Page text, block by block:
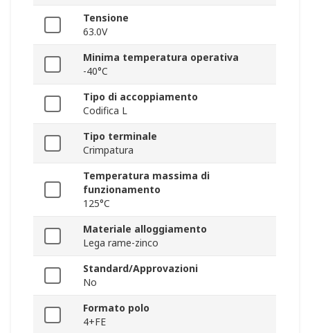
Tensione
63.0V
Minima temperatura operativa
-40°C
Tipo di accoppiamento
Codifica L
Tipo terminale
Crimpatura
Temperatura massima di
funzionamento
125°C
Materiale alloggiamento
Lega rame-zinco
Standard/Approvazioni
No
Formato polo
4+FE